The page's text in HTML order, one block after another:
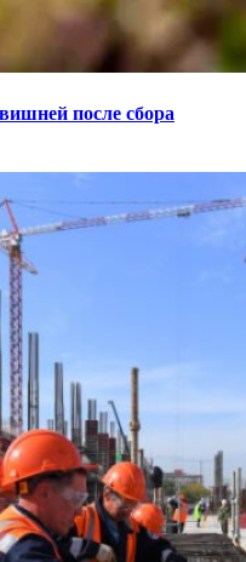
после сбора